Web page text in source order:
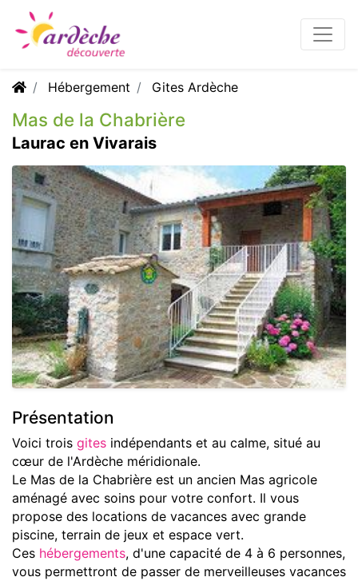
Hébergement Gites Ardèche
Mas de la Chabrière
Laurac en Vivarais
Présentation
Voici trois gites indépendants et au calme, situé au
cœur de l'Ardèche méridionale.
Le Mas de la Chabrière est un ancien Mas agricole
aménagé avec soins pour votre confort. Il vous
propose des locations de vacances avec grande
piscine, terrain de jeux et espace vert.
Ces hébergements, d'une capacité de 4 à 6 personnes,
vous permettront de passer de merveilleuses vacances